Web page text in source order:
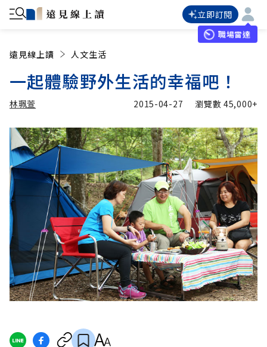
立即訂閱
職場雷達
遠見線上讀 人文生活
一起體驗野外生活的幸福吧！
林珮萱
林珮萱 加入追蹤
2015-04-27 瀏覽數45,000+